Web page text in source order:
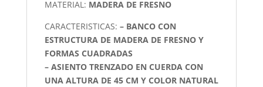
MATERIAL: MADERA DE FRESNO
CARACTERISTICAS: – BANCO CON
ESTRUCTURA DE MADERA DE FRESNO Y
FORMAS CUADRADAS
– ASIENTO TRENZADO EN CUERDA CON
UNA ALTURA DE 45 CM Y COLOR NATURAL